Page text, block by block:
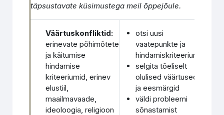
täpsustavate küsimustega meil õppejõule.
Väärtuskonfliktid:
erinevate põhimõtete
ja käitumise
hindamise
kriteeriumid, erinev
elustiil,
maailmavaade,
ideoloogia, religioon
otsi uusi
vaatepunkte ja
hindamiskriteeriume
selgita tõeliselt
olulised väärtused
ja eesmärgid
väldi probleemi
sõnastamist